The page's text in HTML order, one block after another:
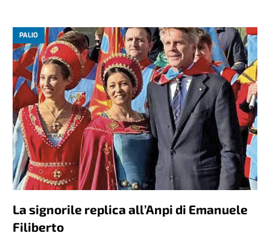
PALIO
La signorile replica all’Anpi di Emanuele
Filiberto